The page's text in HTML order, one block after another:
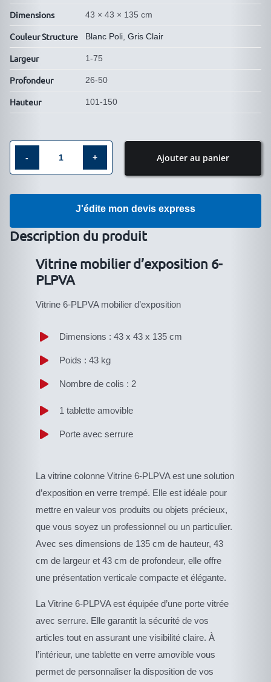
Dimensions 43 × 43 × 135 cm
Couleur Structure Blanc Poli, Gris Clair
Largeur 1-75
Profondeur 26-50
Hauteur 101-150
d′exposition
PLPVA
Ajouter au panier
J'édite mon devis express
Description du produit
Vitrine mobilier d’exposition 6-
PLPVA
Vitrine 6-PLPVA mobilier d’exposition
Dimensions : 43 x 43 x 135 cm
Poids : 43 kg
Nombre de colis : 2
1 tablette amovible
Porte avec serrure
La vitrine colonne Vitrine 6-PLPVA est une solution
d’exposition en verre trempé. Elle est idéale pour
mettre en valeur vos produits ou objets précieux,
que vous soyez un professionnel ou un particulier.
Avec ses dimensions de 135 cm de hauteur, 43
cm de largeur et 43 cm de profondeur, elle offre
une présentation verticale compacte et élégante.
La Vitrine 6-PLPVA est équipée d’une porte vitrée
avec serrure. Elle garantit la sécurité de vos
articles tout en assurant une visibilité claire. À
l’intérieur, une tablette en verre amovible vous
permet de personnaliser la disposition de vos